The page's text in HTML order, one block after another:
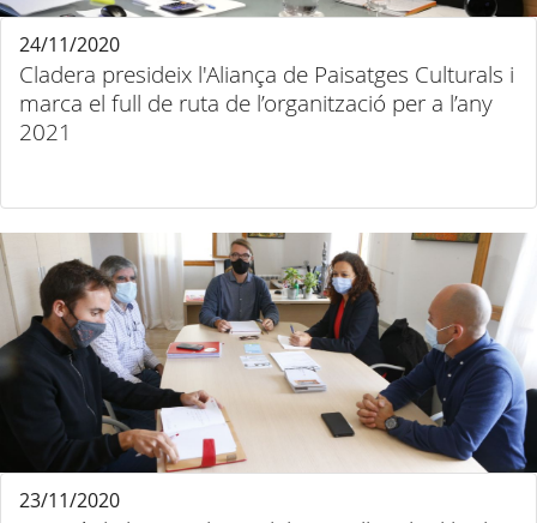
Cladera presideix l'Aliança de Paisatges Culturals i
marca el full de ruta de l’organització per a l’any
2021
24/11/2020
23/11/2020